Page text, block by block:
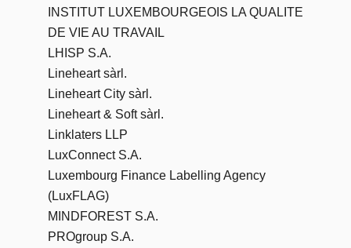
INSTITUT LUXEMBOURGEOIS LA QUALITE
DE VIE AU TRAVAIL
LHISP S.A.
Lineheart sàrl.
Lineheart City sàrl.
Lineheart & Soft sàrl.
Linklaters LLP
LuxConnect S.A.
Luxembourg Finance Labelling Agency
(LuxFLAG)
MINDFOREST S.A.
PROgroup S.A.